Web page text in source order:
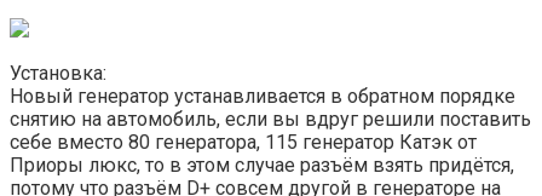
Установка:
Новый генератор устанавливается в обратном порядке
снятию на автомобиль, если вы вдруг решили поставить
себе вместо 80 генератора, 115 генератор Катэк от
Приоры люкс, то в этом случае разъём взять придётся,
потому что разъём D+ совсем другой в генераторе на